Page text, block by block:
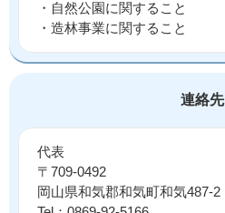
・自然公園に関すること
・造林事業に関すること
連絡先
代表
〒709-0492
岡山県和気郡和気町和気487-2